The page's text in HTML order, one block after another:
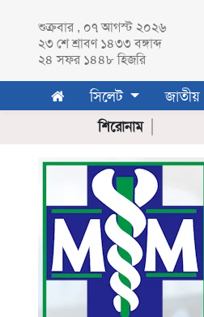
সিলেট
সিলেট
জেলা
মৌলভীবাজার
জাতীয়
রাজনীতি
খেলাধুলা
শুক্রবার , ০৭ আগস্ট ২০২৬
২৩ শেশ্রাবণ১৪৩৩ বঙ্গাব্দ
২৪ সফর ১৪৪৮ হিজরি
সিলেট জাতীয়
শিরোনাম